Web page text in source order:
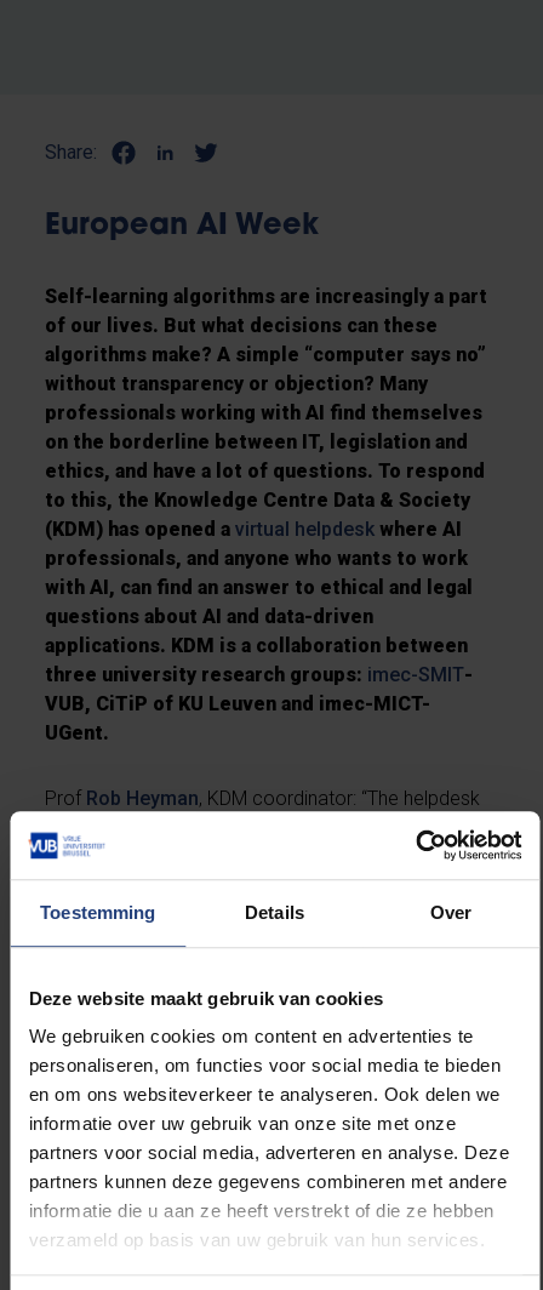
Toestemming Details Over
Deze website maakt gebruik van cookies
We gebruiken cookies om content en advertenties te
personaliseren, om functies voor social media te bieden
en om ons websiteverkeer te analyseren. Ook delen we
informatie over uw gebruik van onze site met onze
partners voor social media, adverteren en analyse. Deze
partners kunnen deze gegevens combineren met andere
informatie die u aan ze heeft verstrekt of die ze hebben
verzameld op basis van uw gebruik van hun services.
Share:
European AI Week
Self-learning algorithms are increasingly a part
of our lives. But what decisions can these
algorithms make? A simple “computer says no”
without transparency or objection? Many
professionals working with AI find themselves
on the borderline between IT, legislation and
ethics, and have a lot of questions. To respond
to this, the Knowledge Centre Data & Society
(KDM) has opened avirtual helpdesk where AI
professionals, and anyone who wants to work
with AI, can find an answer to ethical and legal
questions about AI and data-driven
applications. KDM is a collaboration between
three university research groups: imec-SMIT-
VUB, CiTiP of KU Leuven and imec-MICT-
UGent.
Prof Rob Heyman, KDM coordinator: “The helpdesk
is there to answer questions about the ethical and
legal aspects of working with AI. Questions like how
to make an AI application GDPR-proof, how to make
sure that an application does not discriminate, how
to find a good balance between automation and
diagnosis made by a medical AI application
transparent. We give advice without obligation. If we
cannot answer a question immediately, we will look
within the Knowledge Centre to see if we can set up
a study on the subject. This means we can gear our
activities even more closely to the questions that
exist in the field.”
The KDM is part of the Flemish Artificial Intelligence